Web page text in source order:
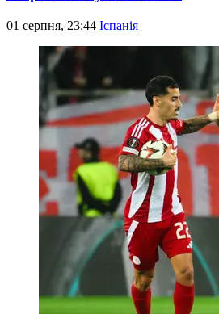
01 серпня, 23:44 Іспанія